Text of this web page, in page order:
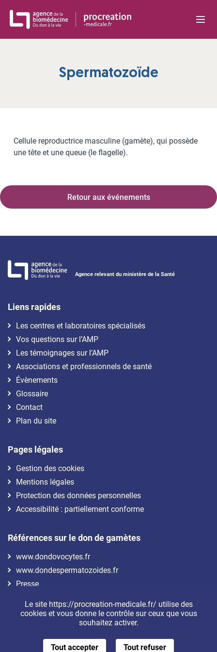
Le site https://procreation-medicale.fr/ utilise des
cookies et vous donne le contrôle sur ceux que vous
souhaitez activer.
Tout accepter Tout refuser
Spermatozoïde
Cellule reproductrice masculine (gamète), qui possède
une tête et une queue (le flagelle).
Retour aux événements
Agence relevant du ministère de la Santé
Liens rapides
Les centres et laboratoires spécialisés
Vos questions sur l’AMP
Les témoignages sur l’AMP
Associations et professionnels de santé
Évènements
Glossaire
Contact
Plan du site
Pages légales
Gestion des cookies
Mentions légales
Protection des données personnelles
Accessibilité : partiellement conforme
Références sur le don de gamètes
www.dondovocytes.fr
www.dondespermatozoides.fr
Presse
Nous suivre